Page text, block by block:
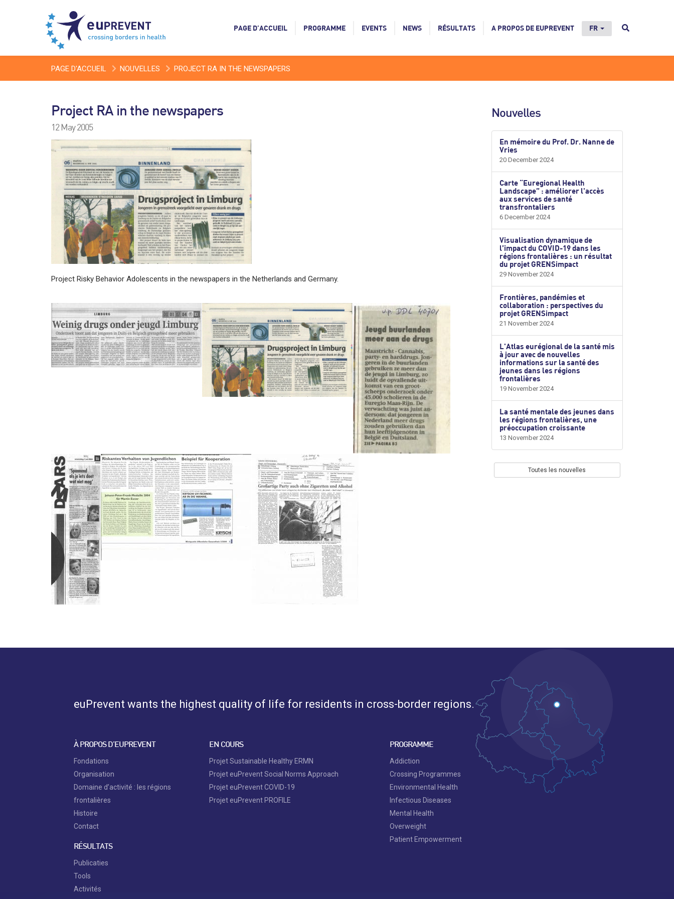
PAGE D’ACCUEIL PROGRAMME EVENTS NEWS RÉSULTATS A PROPOS DE EUPREVENT FR
PAGE D'ACCUEIL NOUVELLES PROJECT RA IN THE NEWSPAPERS
Project RA in the newspapers
12 May 2005
Project Risky Behavior Adolescents in the newspapers in the Netherlands and Germany.
Nouvelles
En mémoire du Prof. Dr. Nanne de
Vries
20 December 2024
Carte “Euregional Health
Landscape” : améliorer l'accès
aux services de santé
transfrontaliers
6 December 2024
Visualisation dynamique de
l’impact du COVID-19 dans les
régions frontalières : un résultat
du projet GRENSimpact
29 November 2024
Frontières, pandémies et
collaboration : perspectives du
projet GRENSimpact
21 November 2024
L'Atlas eurégional de la santé mis
à jour avec de nouvelles
informations sur la santé des
jeunes dans les régions
frontalières
19 November 2024
La santé mentale des jeunes dans
les régions frontalières, une
préoccupation croissante
13 November 2024
Toutes les nouvelles
euPrevent wants the highest quality of life for residents in cross-border regions.
À PROPOS D’EUPREVENT
Fondations
Organisation
Domaine d’activité : les régions
frontalières
Histoire
Contact
RÉSULTATS
Publicaties
Tools
Activités
EN COURS
Projet Sustainable Healthy ERMN
Projet euPrevent Social Norms Approach
Projet euPrevent COVID-19
Projet euPrevent PROFILE
PROGRAMME
Addiction
Crossing Programmes
Environmental Health
Infectious Diseases
Mental Health
Overweight
Patient Empowerment